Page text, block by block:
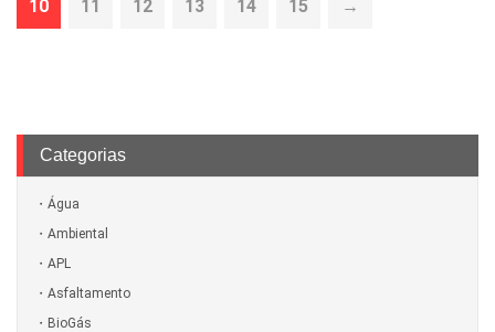
10 11 12 13 14 15 →
Categorias
Água
Ambiental
APL
Asfaltamento
BioGás